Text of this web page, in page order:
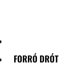
FORRÓ DRÓT